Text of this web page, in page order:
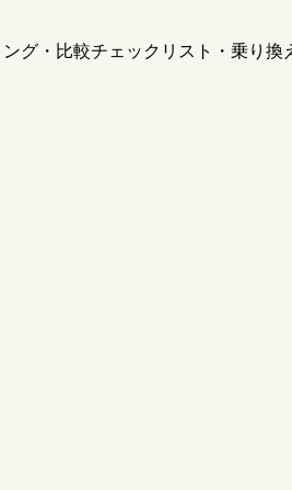
グ・比較チェックリスト・乗り換